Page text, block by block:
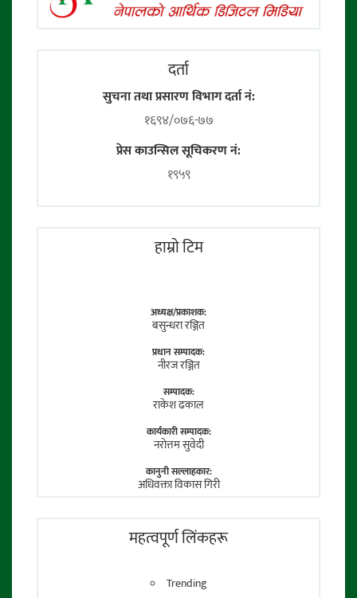
दर्ता
सुचना तथा प्रसारण विभाग दर्ता नं:
१६९४/०७६-७७
प्रेस काउन्सिल सूचिकरण नं:
१९५९
हाम्राे टिम
अध्यक्ष/प्रकाशक:
बसुन्धरा रञ्जित
प्रधान सम्पादक:
नीरज रञ्जित
सम्पादक:
राकेश ढकाल
कार्यकारी सम्पादक:
नराेत्तम सुवेदी
कानुनी सल्लाहकार:
अधिवक्ता विकास गिरी
तेजेन्द्र श्रेष्ठ
महत्वपूर्ण लिंकहरू
Trending